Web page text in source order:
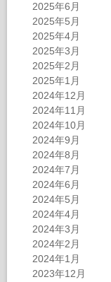
2025年6月
2025年5月
2025年4月
2025年3月
2025年2月
2025年1月
2024年12月
2024年11月
2024年10月
2024年9月
2024年8月
2024年7月
2024年6月
2024年5月
2024年4月
2024年3月
2024年2月
2024年1月
2023年12月